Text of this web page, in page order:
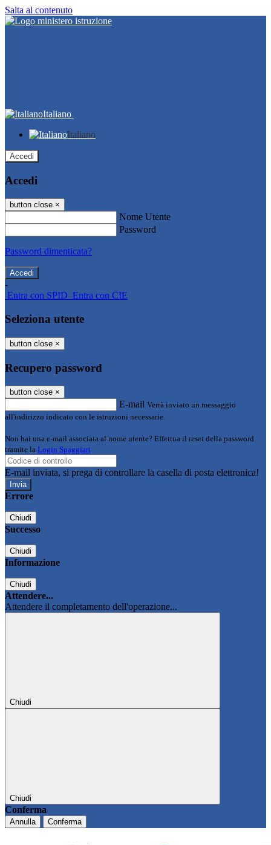
Salta al contenuto
Italiano
Italiano
Accedi
Accedi
button close ×
Nome Utente
Password
Password dimenticata?
-
Entra con SPID Entra con CIE
Seleziona utente
button close ×
Recupero password
button close ×
E-mail Verrà inviato un messaggio
all'indirizzo indicato con le istruzioni necessarie.
Non hai una e-mail associata al nome utente? Effettua il reset della password
tramite la Login Spaggiari
E-mail inviata, si prega di controllare la casella di posta elettronica!
Errore
Chiudi
Successo
Chiudi
Informazione
Chiudi
Attendere...
Attendere il completamento dell'operazione...
Chiudi
Chiudi
Conferma
Annulla Conferma